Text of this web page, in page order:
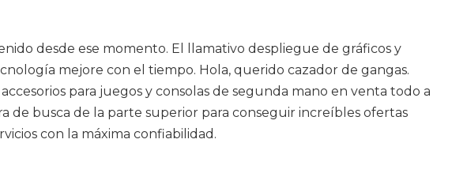
desde ese momento. El llamativo despliegue de gráficos y
mejore con el tiempo. Hola, querido cazador de gangas.
para juegos y consolas de segunda mano en venta todo a
de busca de la parte superior para conseguir increíbles ofertas
con la máxima confiabilidad.